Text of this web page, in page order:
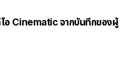
อ Cinematic จากบันทึกของผู้